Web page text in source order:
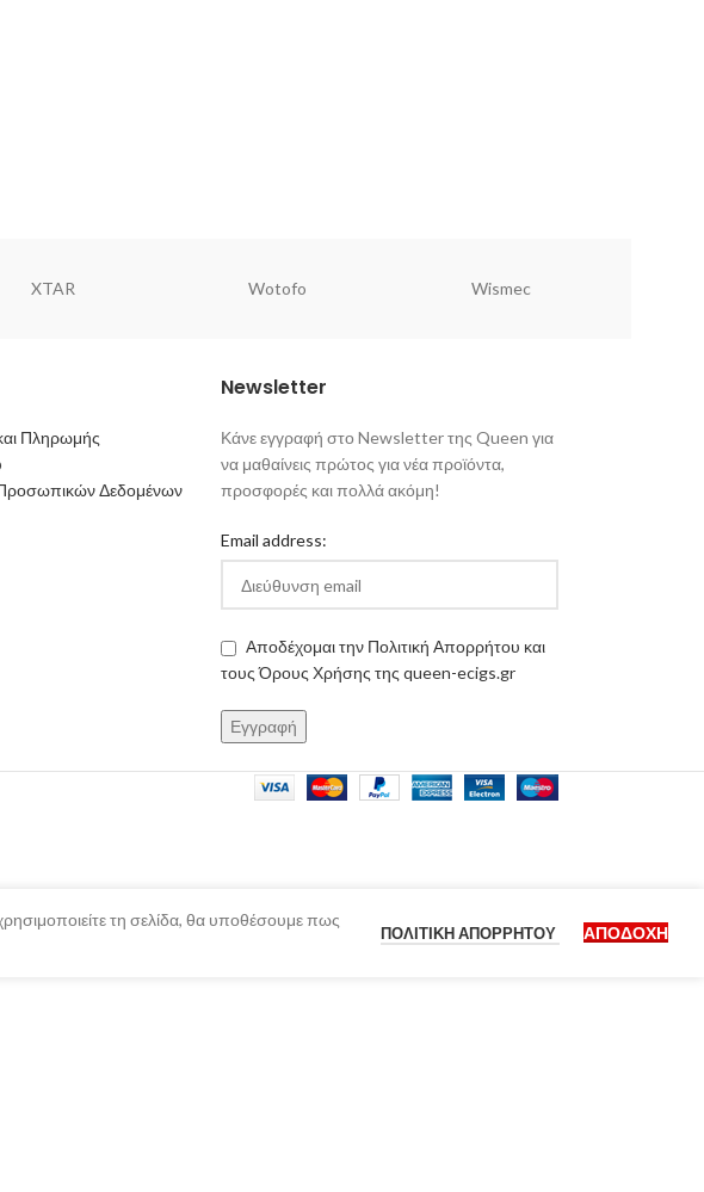
XTAR Wotofo Wismec
Πληρωμής
Προσωπικών Δεδομένων
Newsletter
Κάνε εγγραφή στο Newsletter της Queen για
να μαθαίνεις πρώτος για νέα προϊόντα,
προσφορές και πολλά ακόμη!
Email address:
Αποδέχομαι την Πολιτική Απορρήτου και
τους Όρους Χρήσης της queen-ecigs.gr
τη σελίδα, θα υποθέσουμε πως
ΠΟΛΙΤΙΚΉ ΑΠΟΡΡΉΤΟΥ ΑΠΟΔΟΧΉ